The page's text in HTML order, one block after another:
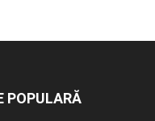
POPULARĂ